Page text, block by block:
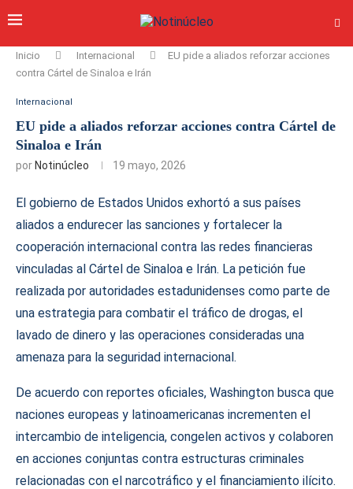
Inicio Internacional
EU pide a aliados reforzar acciones
contra Cártel de Sinaloa e Irán
Internacional
EU pide a aliados reforzar acciones contra Cártel de
Sinaloa e Irán
por Notinúcleo 19 mayo, 2026
El gobierno de Estados Unidos exhortó a sus países
aliados a endurecer las sanciones y fortalecer la
cooperación internacional contra las redes financieras
vinculadas al Cártel de Sinaloa e Irán. La petición fue
realizada por autoridades estadunidenses como parte de
una estrategia para combatir el tráfico de drogas, el
lavado de dinero y las operaciones consideradas una
amenaza para la seguridad internacional.
De acuerdo con reportes oficiales, Washington busca que
naciones europeas y latinoamericanas incrementen el
intercambio de inteligencia, congelen activos y colaboren
en acciones conjuntas contra estructuras criminales
relacionadas con el narcotráfico y el financiamiento ilícito.